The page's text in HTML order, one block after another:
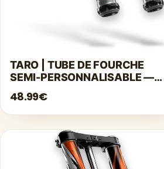
TARO | TUBE DE FOURCHE
SEMI-PERSONNALISABLE —
BLEU
48.99€